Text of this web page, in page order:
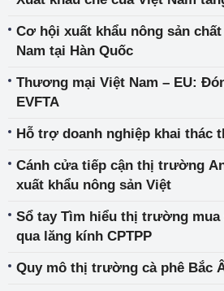
Cơ hội xuất khẩu nông sản
Nam tại Hàn Quốc
Thương mại Việt Nam – EU:
EVFTA
Hỗ trợ doanh nghiệp khai thác
Cánh cửa tiếp cận thị trường
xuất khẩu nông sản Việt
Sổ tay Tìm hiểu thị trường mua
qua lăng kính CPTPP
Quy mô thị trường cà phê Bắc